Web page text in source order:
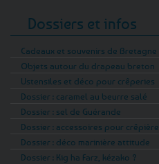
Dossiers et infos
Cadeaux et souvenirs de Bretagne
Objets autour du drapeau breton
Ustensiles et déco pour crêperies
Dossier : caramel au beurre salé
Dossier : sel de Guérande
Dossier : accessoires pour crêpière
Dossier : déco marinière attitude
Dossier : Kig ha Farz, kézako ?